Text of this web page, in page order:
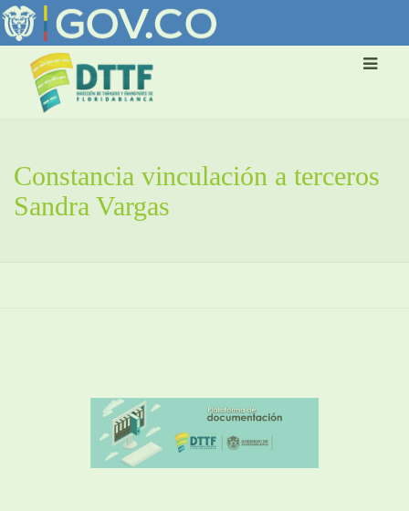
Constancia vinculación a terceros
Sandra Vargas